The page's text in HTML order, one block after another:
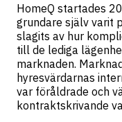
HomeQ startades
grundare själv varit
slagits av hur
till de lediga
marknaden.
hyresvärdarnas
var föråldrade och
kontraktskrivande